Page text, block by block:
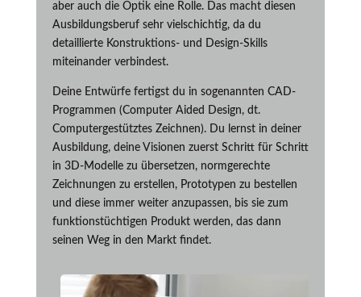
aber auch die Optik eine Rolle. Das macht diesen
Ausbildungsberuf sehr vielschichtig, da du
detaillierte Konstruktions- und Design-Skills
miteinander verbindest.
Deine Entwürfe fertigst du in sogenannten CAD-
Programmen (Computer Aided Design, dt.
Computergestütztes Zeichnen). Du lernst in deiner
Ausbildung, deine Visionen zuerst Schritt für Schritt
in 3D-Modelle zu übersetzen, normgerechte
Zeichnungen zu erstellen, Prototypen zu bestellen
und diese immer weiter anzupassen, bis sie zum
funktionstüchtigen Produkt werden, das dann
seinen Weg in den Markt findet.